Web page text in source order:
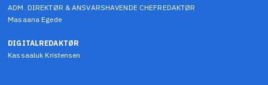
ADM. DIREKTØR & ANSVARSHAVENDE CHEFREDAKTØR
Masaana Egede
DIGITALREDAKTØR
Kassaaluk Kristensen